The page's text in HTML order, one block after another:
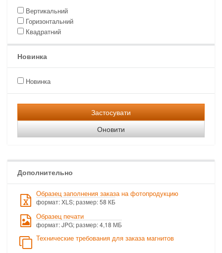
Вертикальний
Горизонтальний
Квадратний
Новинка
Новинка
Застосувати
Оновити
Дополнительно
Образец заполнения заказа на фотопродукцию
формат: XLS; размер: 58 КБ
Образец печати
формат: JPG; размер: 4,18 МБ
Технические требования для заказа магнитов